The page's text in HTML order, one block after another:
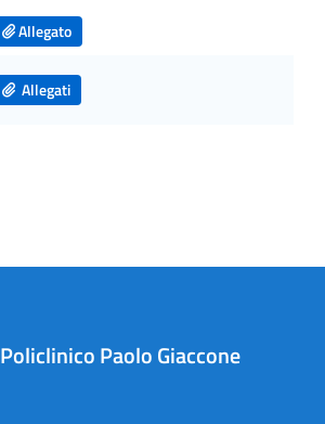
Allegato
Allegati
Policlinico Paolo Giaccone